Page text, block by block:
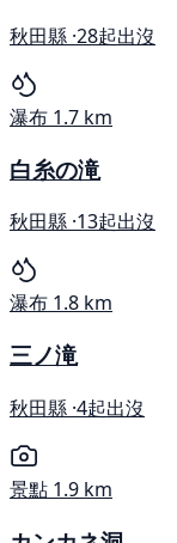
秋田縣 ·28起出沒
瀑布 1.7 km
白糸の滝
秋田縣 ·13起出沒
瀑布 1.8 km
三ノ滝
秋田縣 ·4起出沒
景點 1.9 km